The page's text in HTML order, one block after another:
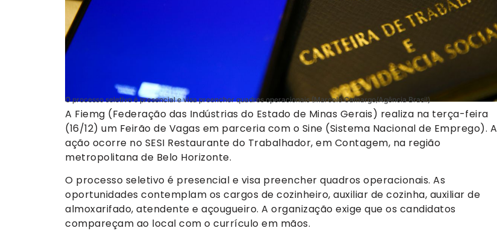
O processo seletivo é presencial e visa preencher quadros operacionais (Marcelo Camargo/Agência Brasil)
A Fiemg (Federação das Indústrias do Estado de Minas Gerais) realiza na terça-feira
(16/12) um Feirão de Vagas em parceria com o Sine (Sistema Nacional de Emprego). A
ação ocorre no SESI Restaurante do Trabalhador, em Contagem, na região
metropolitana de Belo Horizonte.
O processo seletivo é presencial e visa preencher quadros operacionais. As
oportunidades contemplam os cargos de cozinheiro, auxiliar de cozinha, auxiliar de
almoxarifado, atendente e açougueiro. A organização exige que os candidatos
compareçam ao local com o currículo em mãos.